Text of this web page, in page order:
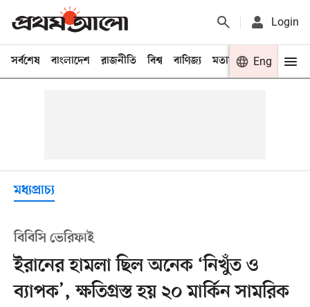
Login
সর্বশেষ বাংলাদেশ রাজনীতি বিশ্ব বাণিজ্য মতামত খেলা
Eng
মধ্যপ্রাচ্য
বিবিসি ভেরিফাই
ইরানের হামলা ছিল অনেক ‘নিখুঁত ও
ব্যাপক’, ক্ষতিগ্রস্ত হয় ২০ মার্কিন সামরিক